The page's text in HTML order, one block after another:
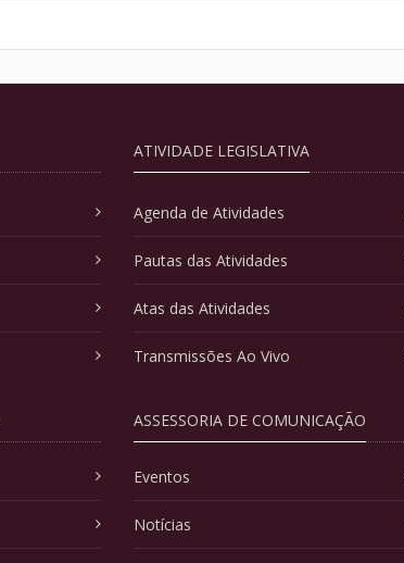
ATIVIDADE LEGISLATIVA
Agenda de Atividades
Pautas das Atividades
Atas das Atividades
Transmissões Ao Vivo
ASSESSORIA DE COMUNICAÇÃO
Eventos
Notícias